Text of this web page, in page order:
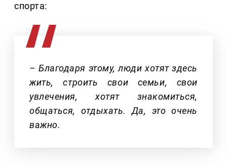
спорта:
– Благодаря этому, люди хотят здесь
жить, строить свои семьи, свои
увлечения, хотят знакомиться,
общаться, отдыхать. Да, это очень
важно.